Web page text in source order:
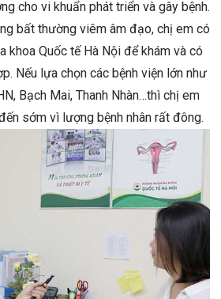
cho vi khuẩn phát triển và gây bệnh.
bất thường viêm âm đạo, chị em có
khoa Quốc tế Hà Nội để khám và có
Nếu lựa chọn các bệnh viện lớn như
Bạch Mai, Thanh Nhàn…thì chị em
sớm vì lượng bệnh nhân rất đông.